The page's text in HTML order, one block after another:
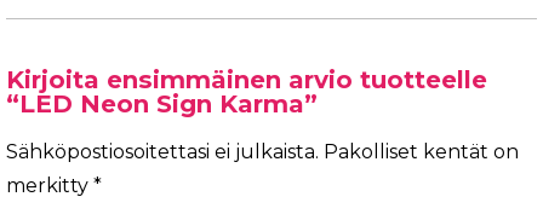
Kirjoita ensimmäinen arvio tuotteelle
“LED Neon Sign Karma”
Sähköpostiosoitettasi ei julkaista. Pakolliset kentät on
merkitty *